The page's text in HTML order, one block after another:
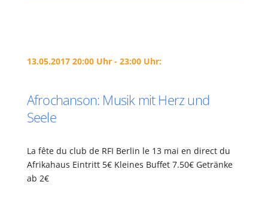
13.05.2017 20:00 Uhr - 23:00 Uhr:
Afrochanson: Musik mit Herz und
Seele
La fête du club de RFI Berlin le 13 mai en direct du
Afrikahaus Eintritt 5€ Kleines Buffet 7.50€ Getränke
ab 2€